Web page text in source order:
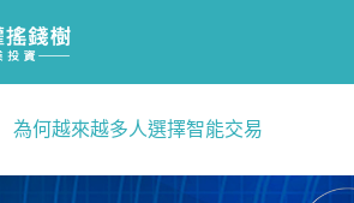
為何越來越多人選擇智能交易